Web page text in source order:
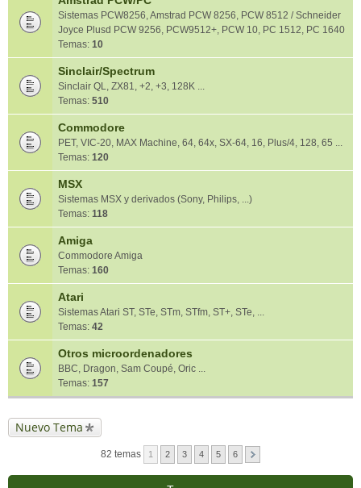
Sistemas PCW8256, Amstrad PCW 8256, PCW 8512 / Schneider
Joyce Plusd PCW 9256, PCW9512+, PCW 10, PC 1512, PC 1640
Temas: 10
Sinclair/Spectrum
Sinclair QL, ZX81, +2, +3, 128K ...
Temas: 510
Commodore
PET, VIC-20, MAX Machine, 64, 64x, SX-64, 16, Plus/4, 128, 65 ...
Temas: 120
MSX
Sistemas MSX y derivados (Sony, Philips, ...)
Temas: 118
Amiga
Commodore Amiga
Temas: 160
Atari
Sistemas Atari ST, STe, STm, STfm, ST+, STe, ...
Temas: 42
Otros microordenadores
BBC, Dragon, Sam Coupé, Oric ...
Temas: 157
Nuevo Tema
82 temas 1 2 3 4 5 6